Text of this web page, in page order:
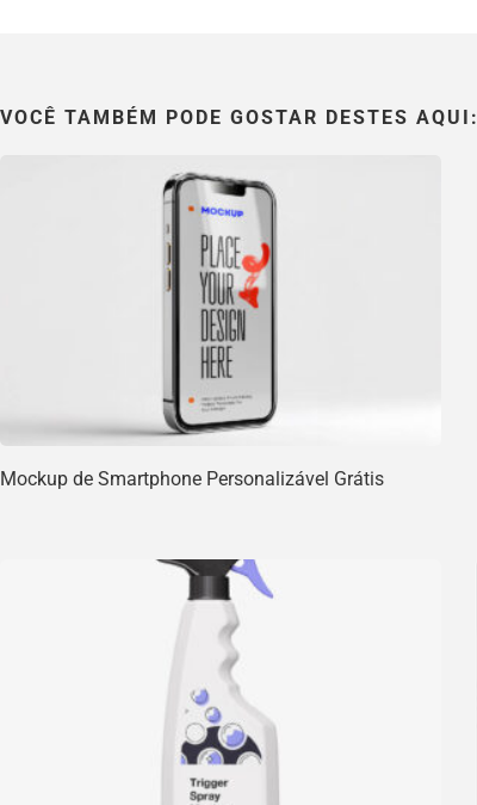
VOCÊ TAMBÉM PODE GOSTAR DESTES AQUI:
Mockup de Smartphone Personalizável Grátis